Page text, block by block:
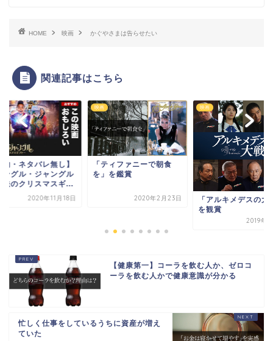
HOME 映画 かぐやさまは告らせたい
関連記事はこちら
約・ネタバレ無し】
ングル・ジャングル
法のクリスマスギ...
2020年11月18日
映画
「ティファニーで朝食
を」を鑑賞
2020年2月23日
映画
「アルキメデスの大
を観賞
2019年8
【健康第一】コーラを飲む人か、ゼロコ
ーラを飲む人かで健康意識が分かる
忙しく仕事をしているうちに資産が増え
ていた